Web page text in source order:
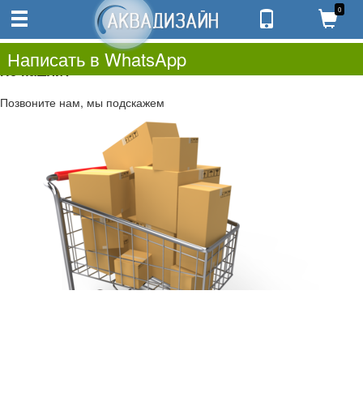
0.00
0
Не нашли?
Позвоните нам, мы подскажем
0
Написать в WhatsApp